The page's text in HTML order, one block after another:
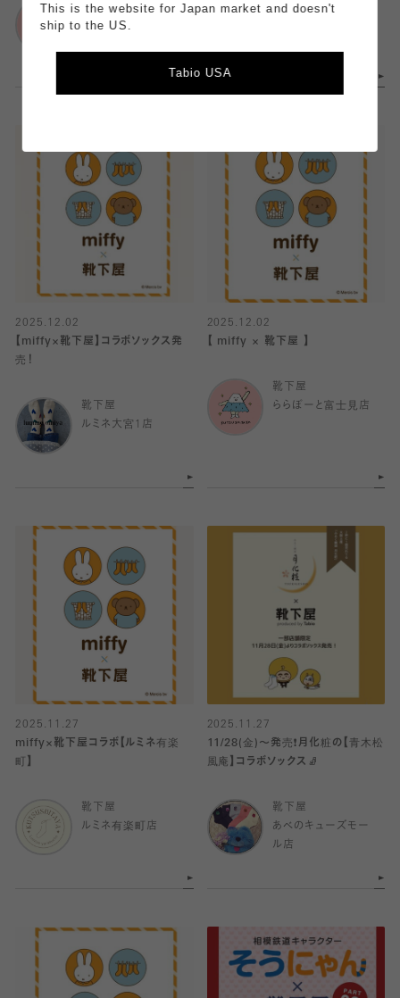
靴下屋
ららぽーと富士見店
靴下屋
2025.12.02
【miffy×靴下屋】コラボソックス発
売！
靴下屋
ルミネ大宮1店
2025.12.02
【 miffy × 靴下屋 】
靴下屋
ららぽーと富士見店
2025.11.27
miffy×靴下屋コラボ【ルミネ有楽
町】
靴下屋
ルミネ有楽町店
2025.11.27
11/28(金)〜発売❗️月化粧の【青木松
風庵】コラボソックス🧦
靴下屋
あべのキューズモー
ル店
This is the website for Japan market and doesn't
ship to the US.
Tabio USA